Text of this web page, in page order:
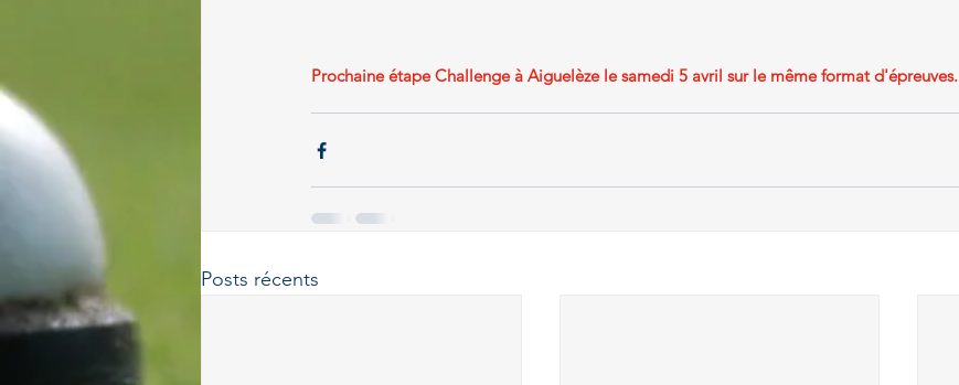
Prochaine étape Challenge à Aiguelèze le samedi 5 avril sur le même format d'épreuves.
Posts récents